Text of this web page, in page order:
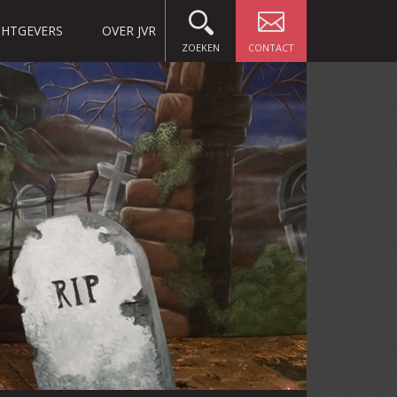
OVER JVR
CONTACT
ZOEKEN